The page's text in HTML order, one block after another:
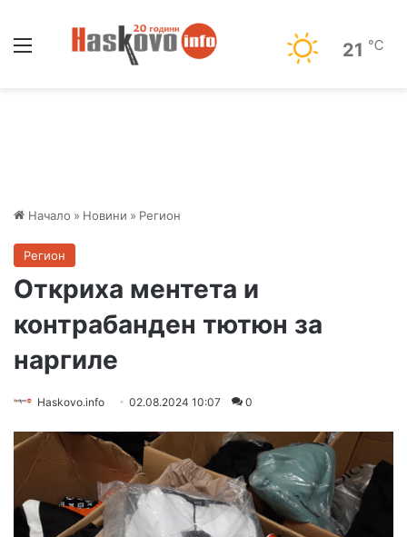
21 ℃
Начало » Новини » Регион
Регион
Откриха ментета и
контрабанден тютюн за
наргиле
Haskovo.info 02.08.2024 10:07 0